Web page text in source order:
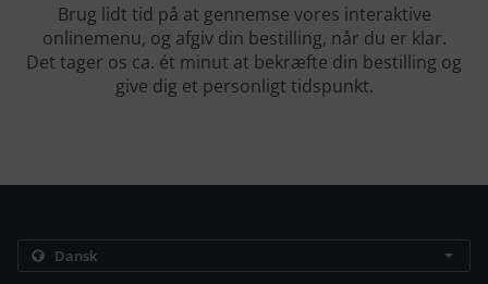
Brug lidt tid på at gennemse vores interaktive
onlinemenu, og afgiv din bestilling, når du er klar.
Det tager os ca. ét minut at bekræfte din bestilling og
give dig et personligt tidspunkt.